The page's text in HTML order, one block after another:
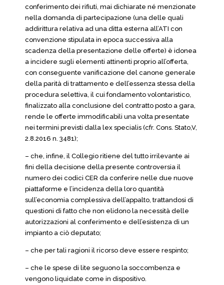
conferimento dei rifiuti, mai dichiarate né menzionate
nella domanda di partecipazione (una delle quali
addirittura relativa ad una ditta esterna all’ATI con
convenzione stipulata in epoca successiva alla
scadenza della presentazione delle offerte) è idonea
a incidere sugli elementi attinenti proprio all’offerta,
con conseguente vanificazione del canone generale
della parità di trattamento e dell’essenza stessa della
procedura selettiva, il cui fondamento volontaristico,
finalizzato alla conclusione del contratto posto a gara,
rende le offerte immodificabili una volta presentate
nei termini previsti dalla lex specialis (cfr. Cons. Stato,V,
2.8.2016 n. 3481);
– che, infine, il Collegio ritiene del tutto irrilevante ai
fini della decisione della presente controversia il
numero dei codici CER da conferire nelle due nuove
piattaforme e l’incidenza della loro quantità
sull’economia complessiva dell’appalto, trattandosi di
questioni di fatto che non elidono la necessità delle
autorizzazioni al conferimento e dell’esistenza di un
impianto a ciò deputato;
– che per tali ragioni il ricorso deve essere respinto;
– che le spese di lite seguono la soccombenza e
vengono liquidate come in dispositivo.